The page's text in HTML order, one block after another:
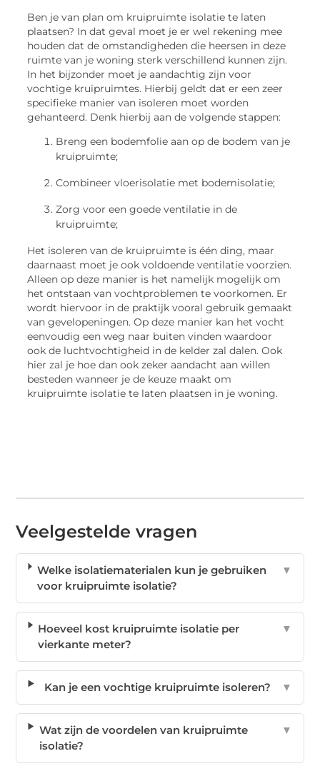
Ben je van plan om kruipruimte isolatie te laten
plaatsen? In dat geval moet je er wel rekening mee
houden dat de omstandigheden die heersen in deze
ruimte van je woning sterk verschillend kunnen zijn.
In het bijzonder moet je aandachtig zijn voor
vochtige kruipruimtes. Hierbij geldt dat er een zeer
specifieke manier van isoleren moet worden
gehanteerd. Denk hierbij aan de volgende stappen:
Breng een bodemfolie aan op de bodem van je
kruipruimte;
Combineer vloerisolatie met bodemisolatie;
Zorg voor een goede ventilatie in de
kruipruimte;
Het isoleren van de kruipruimte is één ding, maar
daarnaast moet je ook voldoende ventilatie voorzien.
Alleen op deze manier is het namelijk mogelijk om
het ontstaan van vochtproblemen te voorkomen. Er
wordt hiervoor in de praktijk vooral gebruik gemaakt
van gevelopeningen. Op deze manier kan het vocht
eenvoudig een weg naar buiten vinden waardoor
ook de luchtvochtigheid in de kelder zal dalen. Ook
hier zal je hoe dan ook zeker aandacht aan willen
besteden wanneer je de keuze maakt om
kruipruimte isolatie te laten plaatsen in je woning.
Veelgestelde vragen
Welke isolatiematerialen kun je gebruiken
voor kruipruimte isolatie?
▼
Hoeveel kost kruipruimte isolatie per
vierkante meter?
▼
Kan je een vochtige kruipruimte isoleren? ▼
Wat zijn de voordelen van kruipruimte
isolatie?
▼